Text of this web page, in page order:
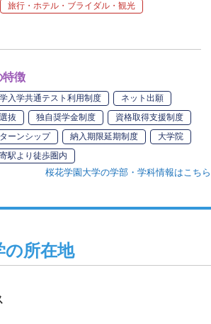
旅行・ホテル・ブライダル・観光
特徴
入学共通テスト利用制度
ネット出願
抜 独自奨学金制度
資格取得支援制度
ーンシップ 納入期限延期制度
大学院
駅より徒歩圏内
桜花学園大学の学部・学科情報はこちら
の所在地